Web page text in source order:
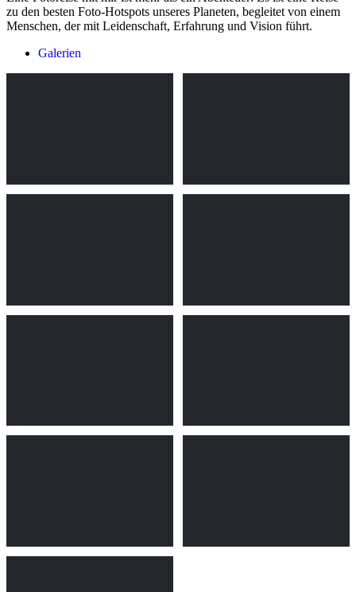
zu den besten Foto-Hotspots unseres Planeten, begleitet von einem
Menschen, der mit Leidenschaft, Erfahrung und Vision führt.
Galerien